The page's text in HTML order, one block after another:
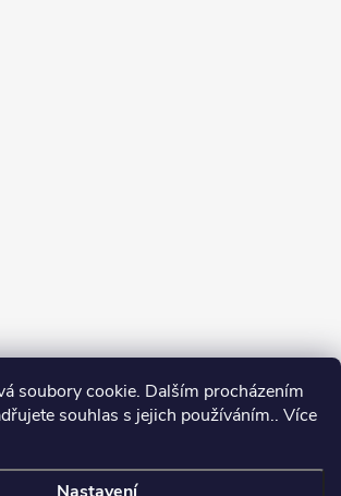
soubory cookie. Dalším procházením
souhlas s jejich používáním.. Více